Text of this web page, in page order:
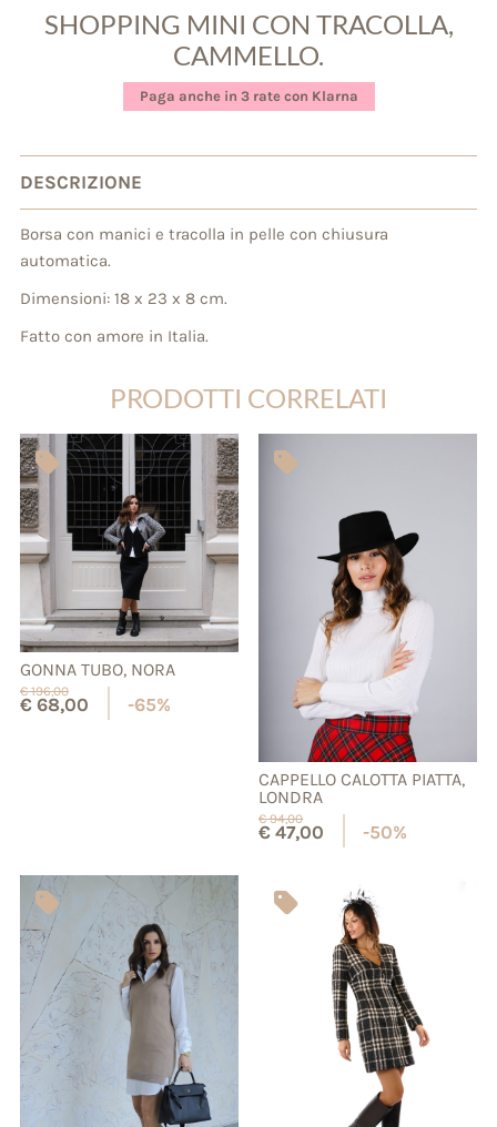
SHOPPING MINI CON TRACOLLA,
CAMMELLO.
Paga anche in 3 rate con Klarna
DESCRIZIONE
Borsa con manici e tracolla in pelle con chiusura
automatica.
Dimensioni: 18 x 23 x 8 cm.
Fatto con amore in Italia.
PRODOTTI CORRELATI
GONNA TUBO, NORA
€196,00
€68,00 -65%
CAPPELLO CALOTTA PIATTA,
LONDRA
€94,00
€47,00 -50%